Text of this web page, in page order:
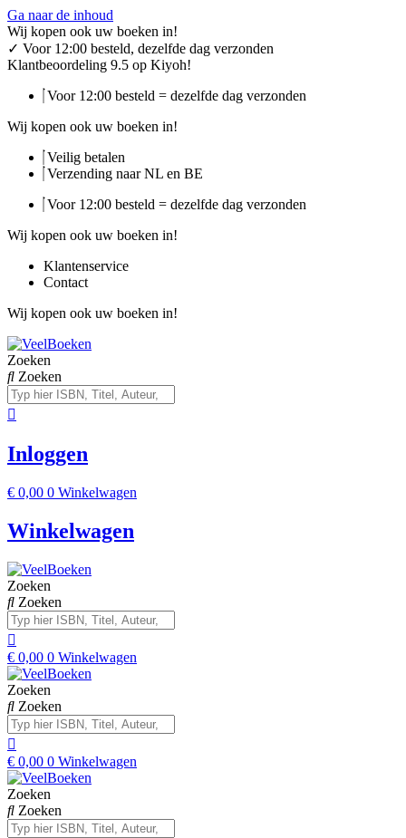
Ga naar de inhoud
Wij kopen ook uw boeken in!
✓ Voor 12:00 besteld, dezelfde dag verzonden
Klantbeoordeling 9.5 op Kiyoh!
Voor 12:00 besteld = dezelfde dag verzonden
Wij kopen ook uw boeken in!
Veilig betalen
Verzending naar NL en BE
Voor 12:00 besteld = dezelfde dag verzonden
Wij kopen ook uw boeken in!
Klantenservice
Contact
Wij kopen ook uw boeken in!
Zoeken
Zoeken
Inloggen
€ 0,00 0 Winkelwagen
Winkelwagen
Zoeken
Zoeken
€ 0,00 0 Winkelwagen
Zoeken
Zoeken
€ 0,00 0 Winkelwagen
Zoeken
Zoeken